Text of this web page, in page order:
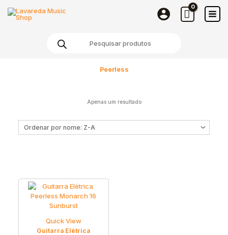
Peerless
Apenas um resultado
Quick View
Guitarra Elétrica